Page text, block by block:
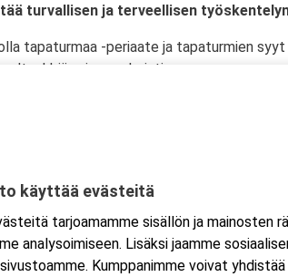
turvallisen ja terveellisen
tapaturmaa -periaate ja tapaturmien syyt
ja ennakointi
oman toiminnan ja inhimillisten
läheltä piti-, työtapaturma- ja
merkitys yksilön lähipiirille,
käyttää evästeitä
tarjoamamme sisällön ja mainosten
analysoimiseen. Lisäksi jaamme
Kumppanimme voivat